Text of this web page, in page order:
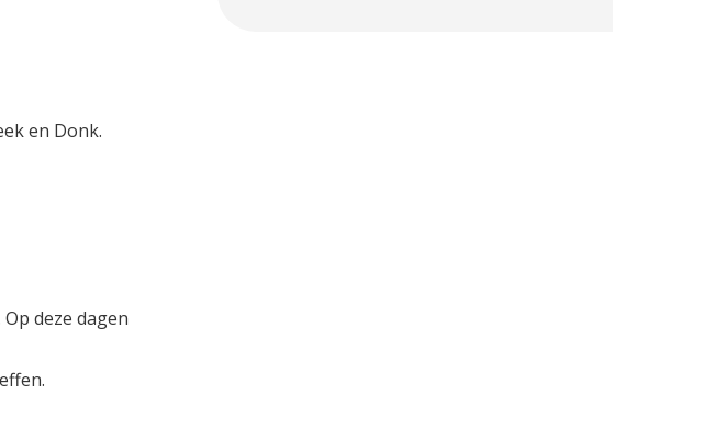
en Donk.
deze dagen